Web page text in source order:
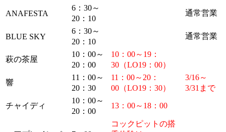
ANAFESTA
6：30～
20：10
通常営業
BLUE SKY
6：30～
20：10
通常営業
萩の茶屋
10：00～
20：00
10：00～19：
30（LO19：00）
響
11：00～
20：30
11：00～20：
00（LO19：30）
3/16～
3/31まで
チャイディ
10：00～
20：00
13：00～18：00
コックピットの搭